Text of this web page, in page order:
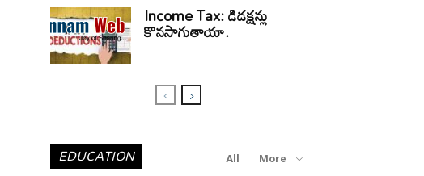
Income Tax: డిడక్షన్లు
కొనసాగుతాయా.
EDUCATION All More